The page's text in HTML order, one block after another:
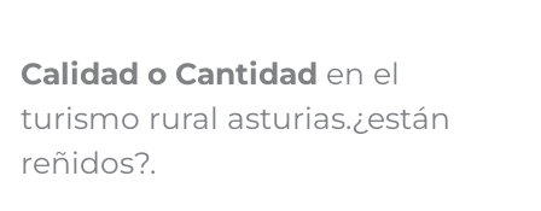
Calidad o Cantidad en el
turismo rural asturias.¿están
reñidos?.